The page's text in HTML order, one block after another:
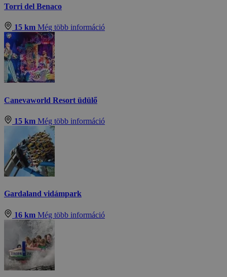
Torri del Benaco
15 km Még több információ
Canevaworld Resort üdülő
15 km Még több információ
Gardaland vidámpark
16 km Még több információ